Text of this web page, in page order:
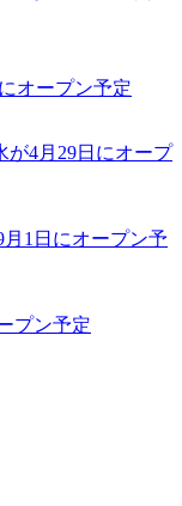
オープン予定
が4月29日にオープ
月1日にオープン予
プン予定